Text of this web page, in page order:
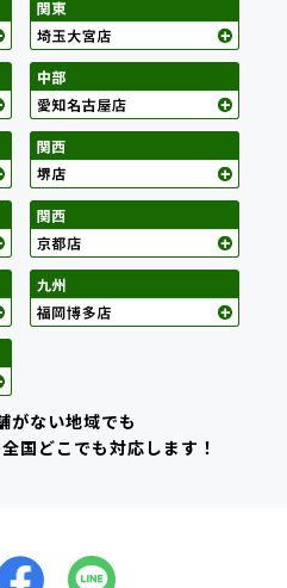
がない地域でも
国どこでも対応します！